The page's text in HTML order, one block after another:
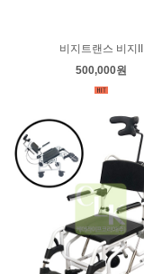
비지트랜스 비지II
500,000원